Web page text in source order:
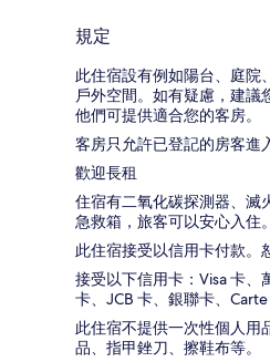
規定
此住宿設有例如陽台、庭院
戶外空間。如有疑慮，建議
他們可提供適合您的客房。
客房只允許已登記的房客進
歡迎長租
住宿有二氧化碳探測器、滅
急救箱，旅客可以安心入住。
此住宿接受以信用卡付款。
接受以下信用卡：Visa 卡、
卡、JCB 卡、銀聯卡、
此住宿不提供一次性個人用
品、指甲銼刀、擦鞋布等。